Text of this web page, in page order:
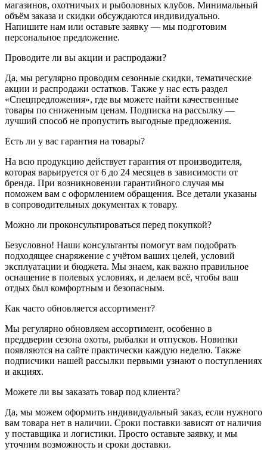
магазинов, охотничьих и рыболовных клубов. Минимальный
объём заказа и скидки обсуждаются индивидуально.
Напишите нам или оставьте заявку — мы подготовим
персональное предложение.
Проводите ли вы акции и распродажи?
Да, мы регулярно проводим сезонные скидки, тематические
акции и распродажи остатков. Также у нас есть раздел
«Спецпредложения», где вы можете найти качественные
товары по сниженным ценам. Подписка на рассылку —
лучший способ не пропустить выгодные предложения.
Есть ли у вас гарантия на товары?
На всю продукцию действует гарантия от производителя,
которая варьируется от 6 до 24 месяцев в зависимости от
бренда. При возникновении гарантийного случая мы
поможем вам с оформлением обращения. Все детали указаны
в сопроводительных документах к товару.
Можно ли проконсультироваться перед покупкой?
Безусловно! Наши консультанты помогут вам подобрать
подходящее снаряжение с учётом ваших целей, условий
эксплуатации и бюджета. Мы знаем, как важно правильное
оснащение в полевых условиях, и делаем всё, чтобы ваш
отдых был комфортным и безопасным.
Как часто обновляется ассортимент?
Мы регулярно обновляем ассортимент, особенно в
преддверии сезона охоты, рыбалки и отпусков. Новинки
появляются на сайте практически каждую неделю. Также
подписчики нашей рассылки первыми узнают о поступлениях
и акциях.
Можете ли вы заказать товар под клиента?
Да, мы можем оформить индивидуальный заказ, если нужного
вам товара нет в наличии. Сроки поставки зависят от наличия
у поставщика и логистики. Просто оставьте заявку, и мы
уточним возможность и сроки доставки.